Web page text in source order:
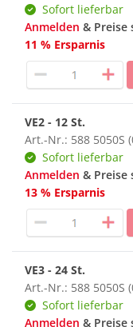
Sofort lieferbar
Anmelden & Preise
11 % Ersparnis
VE2 - 12 St.
Art.-Nr.: 588 5050S
Sofort lieferbar
Anmelden & Preise
13 % Ersparnis
VE3 - 24 St.
Art.-Nr.: 588 5050S
Sofort lieferbar
Anmelden & Preise